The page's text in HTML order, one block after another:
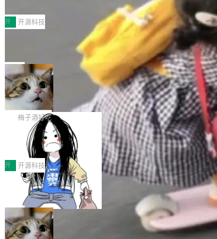
于自研UCL-Engine通信引擎，后续腾讯网平将
持续开源更多基于UCL-Engine的高性能通信组
件。 腾讯网平团队在UCL-MPComm中实现了一
个独立于业务线程的全局通信引擎（Engine），
助力企业AI研发安全落地 当前，越来越多企业已
经开始引入 AI Coding 工具，通过调用公有云模
型或企业内部部署模型提升研发效率。但随着 AI
Coding 从个人辅助工具逐步走向团队级、组织
级应用，企业在规模化落地过程中，对安全性、
可控性和代码质量提出了更高要求。 首先是数据
安全与合规要求。对于大多数普通研发场景，公
有云模型能够满足快速试用和效率提升的需求。
但对于金融、能源、医疗等对数据安全要求较...
前不久，工业和信息化部正式发布《2025年人工
智能应用典型案例名单》，集中展示人工智能在
各领域的应用成果，覆盖技术底座、行业赋能、
产品应用、支撑保障、专题等五大方向。深信服
AI算力网关（AI创新平台）成功入选！ 随着各行
各业的Agent走向规模化建设，算力构成形态逐
渐丰富，用户关注的重点也在发生变化：不只是
让AI用起来，还要进一步看清混合算力时代下，
Token花在哪里、算力是否被充分利用，以及持
续增长的AI成本该如何优化。 深信服AI算力网关
正是围绕这些实际问题，从Token治理和成本治
理两个方面，让用户的每一份算力都看得清、管
得住、用得稳、省得下、更安全！ 一、从现在开
始，Token使用一目...
开 开源科技
Jeff Dean 离开 Google：一个时代的结
束，一个实验室的开始
Google 员工编号 20。MapReduce 作者之一。
Bigtable 作者之一。TensorFlow 的作者之一。
Gemini 的架构师。Google 首席科学家。 Jeff D
ean 在 Google 工作了 27 年后，宣布离职。 他
不是一个人走。一同离开的还有 Sanjay Ghema
wat（Google 员工编号 23，Jeff Dean 二十多
年的编程搭档，MapReduce 和 Bigtable 的共同
作者）、Quoc Le（Google 大脑核心成员，Se
q2Seq 和 DocAI 的共同发明人）以及 Oriol Vin
yals（Gemini 联合负责人，AlphaSta...
局
🔥 SolonCode v2026.8.4 发布：界面
字体可调、22 种语言、记忆搜索增强
打开终端就能上岗的全中文编码智能体，这一轮
把「看得清、用母语、记得住」三件事一次补
齐。 SolonCode 是什么 SolonCode 是杭州无
耳科技研发的企业级终端编码智能体——一位全
中文驱动的数字员工，自主理解需求、规划步
骤、编写代码。不挑模型、不挑平台，curl 一行
装完即用。 开源地址：Gitee · GitCode · GitHu
b 安装 支持 Java 8+（8~26）、macOS / Linu
x / Windows / Harmony PC。 # macOS / Linu
x / Harmony PC curl -fsSL https://solon.noea
r.org/solon...
梅子酒好吃
让“代码语义理解”深度释放AI Coding
价值潜能：华为云码道（CodeArts）
代码仓技术解析
一、代码仓深度理解技术的作用与价值 在软件工
程实践中，代码仓是企业核心知识资产的主要载
体。企业级代码仓库通常包含数十万乃至数百万
个文件，其规模远超单次模型调用可承载的上下
文窗口。随着项目规模的持续扩张与代码历史的
不断累积，代码仓中的模块关系、接口契约、业
务逻辑等关键信息往往分散于数十乃至数百个文
件之中，形成高度复杂的知识关联网络。传统的
开 开源科技
一条“删库”命令跑 17 小时，算法工程
师删光 89TB 数据只为干私活
最高人民检察院8月4日公布了一起案件：北京一
名90后算法工程师王某，为了给自己接的私活腾
服务器空间，删光了公司AI游戏部门的全部核心
数据。 王某2024年1月入职东城区某科技公司AI
局
Cloudflare 分享推理优化实践：KV ca